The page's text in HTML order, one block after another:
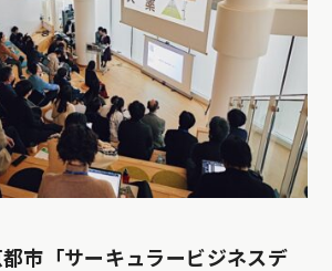
都市「サーキュラービジネスデ